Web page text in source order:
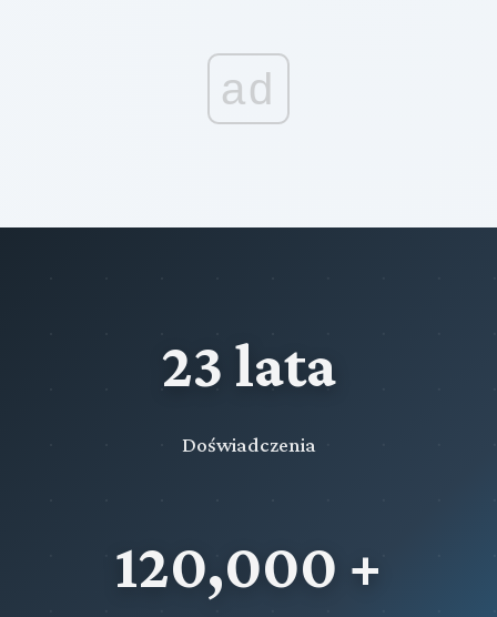
ad
23 lata
Doświadczenia
120,000 +